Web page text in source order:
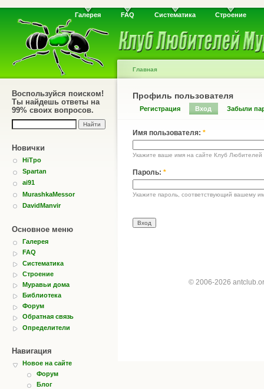
Галерея FAQ Систематика Строение
Воспользуйся поиском!
Ты найдешь ответы на
99% своих вопросов.
Новички
HiTpo
Spartan
ai91
MurashkaMessor
DavidManvir
Основное меню
Галерея
FAQ
Систематика
Строение
Муравьи дома
Библиотека
Форум
Обратная связь
Определители
Навигация
Новое на сайте
Форум
Блог
Главная
Профиль пользователя
Регистрация Вход Забыли
Имя пользователя: *
Укажите ваше имя на сайте Клуб Любителей
Пароль: *
Укажите пароль, соответствующий вашему
© 2006-2026